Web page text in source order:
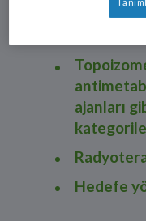
arasında
ajanları
Hedefe